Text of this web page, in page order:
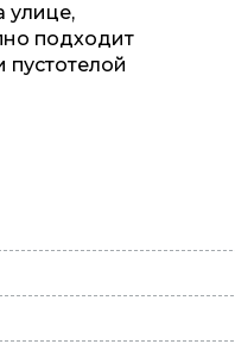
улице,
подходит
пустотелой